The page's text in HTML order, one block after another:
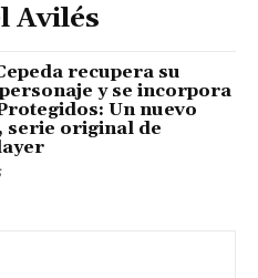
Avilés
recupera su
y se incorpora
Un nuevo
serie original de